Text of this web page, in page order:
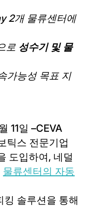
2개 물류센터에
로 성수기 및 물
가능성 목표 지
11일 –CEVA
틱스 전문기업
도입하여, 네덜
물류센터의 자동
솔루션을 통해